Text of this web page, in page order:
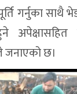
गर्नुका साथै
अपेक्षासहित
जनाएको छ।